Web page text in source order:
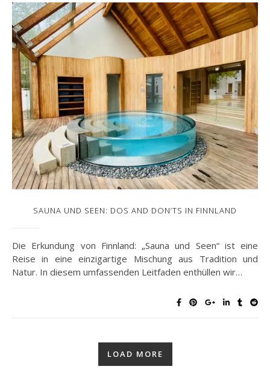
SAUNA UND SEEN: DOS AND DON’TS IN FINNLAND
Die Erkundung von Finnland: „Sauna und Seen“ ist eine
Reise in eine einzigartige Mischung aus Tradition und
Natur. In diesem umfassenden Leitfaden enthüllen wir…
LOAD MORE